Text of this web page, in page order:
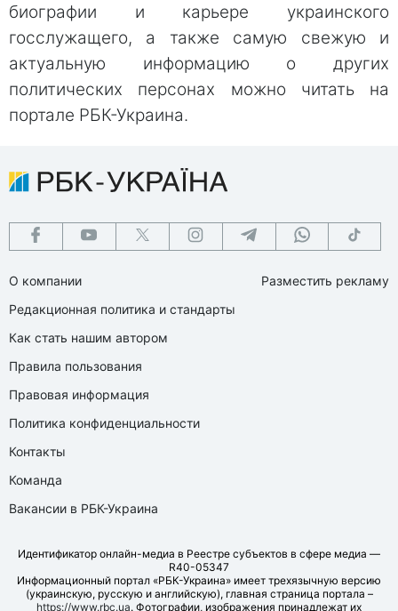
биографии и карьере украинского
госслужащего, а также самую свежую и
актуальную информацию о других
политических персонах можно читать на
портале РБК-Украина.
О компании
Редакционная политика и стандарты
Как стать нашим автором
Правила пользования
Правовая информация
Политика конфиденциальности
Контакты
Команда
Вакансии в РБК-Украина
Разместить рекламу
Идентификатор онлайн-медиа в Реестре субъектов в сфере медиа —
R40-05347
Информационный портал «РБК-Украина» имеет трехязычную версию
(украинскую, русскую и английскую), главная страница портала –
https://www.rbc.ua. Фотографии, изображения принадлежат их